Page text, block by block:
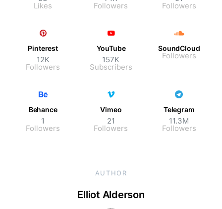
Likes Followers Followers
Pinterest
12K
Followers
YouTube
157K
Subscribers
SoundCloud
Followers
Behance
1
Followers
Vimeo
21
Followers
Telegram
11.3M
Followers
AUTHOR
Elliot Alderson